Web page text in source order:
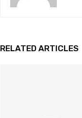
RELATED ARTICLES